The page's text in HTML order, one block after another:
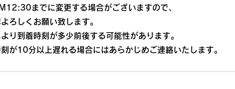
までに変更する場合がございますので、
ろしくお願い致します。
り到着時刻が多少前後する可能性があります。
が10分以上遅れる場合にはあらかじめご連絡いたします。